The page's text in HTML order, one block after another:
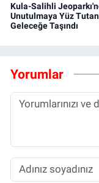
Kula-Salihli
Unutulmaya Yüz
Geleceğe Taşındı
Yorumlar